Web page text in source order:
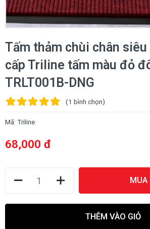
Tấm thảm chùi chân siêu
cấp Triline tấm màu đỏ
TRLT001B-DNG
(1 bình chọn)
Mã: Triline
68,000 đ
MUA
THÊM VÀO GIỎ